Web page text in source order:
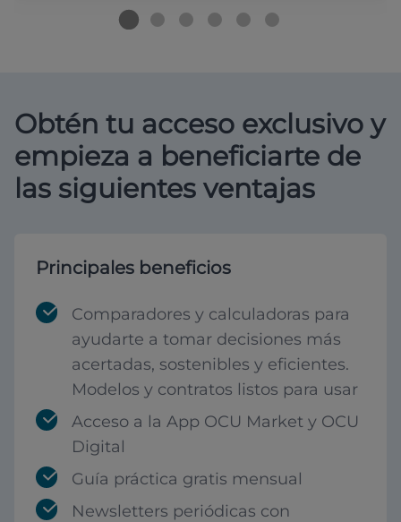
Obtén tu acceso exclusivo y
empieza a beneficiarte de
las siguientes ventajas
Principales beneficios
Comparadores y calculadoras para
ayudarte a tomar decisiones más
acertadas, sostenibles y eficientes.
Modelos y contratos listos para usar
Acceso a la App OCU Market y OCU
Digital
Guía práctica gratis mensual
Newsletters periódicas con